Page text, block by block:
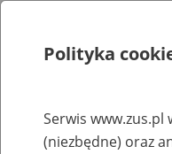
Strona główna
Polityka
Serwis
(niezbędne) oraz